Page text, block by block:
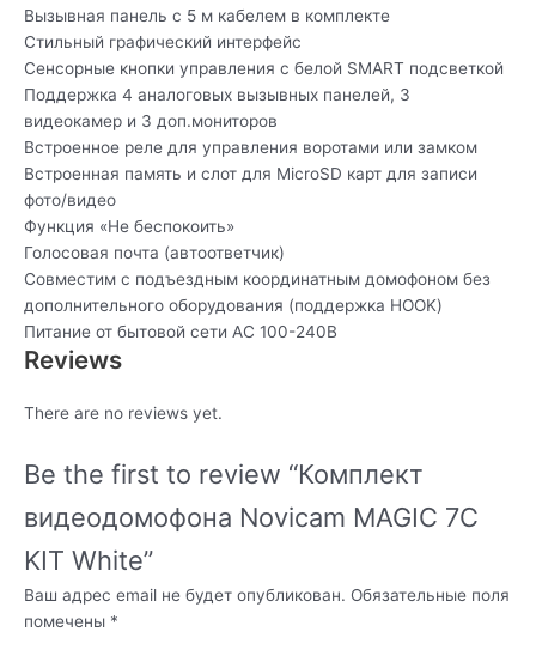
Вызывная панель с 5 м кабелем в комплекте
Стильный графический интерфейс
Сенсорные кнопки управления c белой SMART подсветкой
Поддержка 4 аналоговых вызывных панелей, 3
видеокамер и 3 доп.мониторов
Встроенное реле для управления воротами или замком
Встроенная память и слот для MicroSD карт для записи
фото/видео
Функция «Не беспокоить»
Голосовая почта (автоответчик)
Совместим с подъездным координатным домофоном без
дополнительного оборудования (поддержка HOOK)
Питание от бытовой сети AC 100-240В
Reviews
There are no reviews yet.
Be the first to review “Комплект
видеодомофона Novicam MAGIC 7С
KIT White”
Ваш адрес email не будет опубликован. Обязательные поля
помечены *